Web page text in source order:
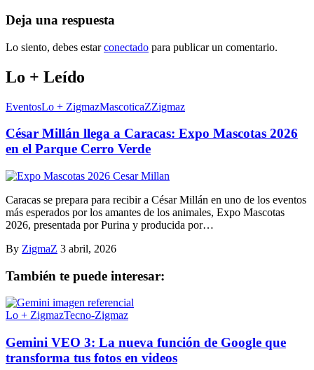
Deja una respuesta
Lo siento, debes estarconectado para publicar un comentario.
Lo + Leído
EventosLo + ZigmazMascoticaZZigmaz
César Millán llega a Caracas: Expo Mascotas 2026
en el Parque Cerro Verde
Caracas se prepara para recibir a César Millán en uno de los eventos
más esperados por los amantes de los animales, Expo Mascotas
2026, presentada por Purina y producida por…
By ZigmaZ 3 abril, 2026
También te puede interesar:
Lo + ZigmazTecno-Zigmaz
Gemini VEO 3: La nueva función de Google que
transforma tus fotos en videos